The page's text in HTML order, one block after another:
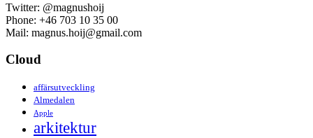
Twitter: @magnushoij
Phone: +46 703 10 35 00
Mail: magnus.hoij@gmail.com
Cloud
affärsutveckling
Almedalen
Apple
arkitektur